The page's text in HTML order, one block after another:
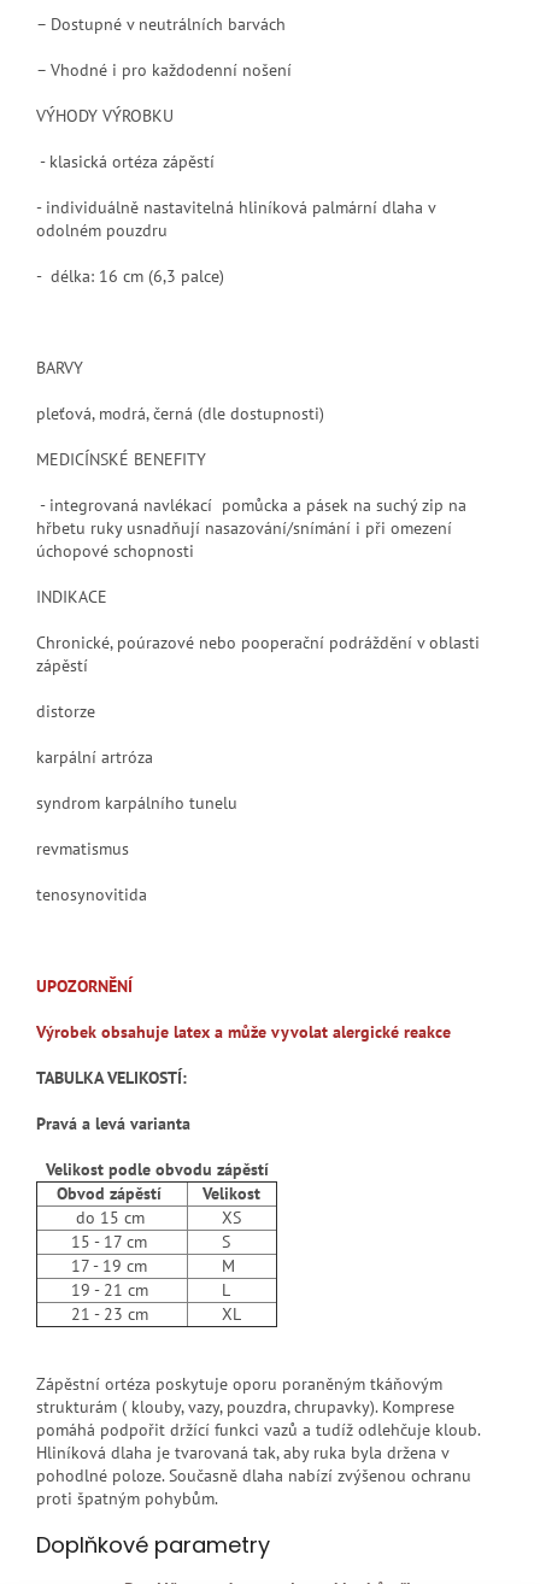
– Dostupné v neutrálních barvách
– Vhodné i pro každodenní nošení
VÝHODY VÝROBKU
- klasická ortéza zápěstí
- individuálně nastavitelná hliníková palmární dlaha v
odolném pouzdru
- délka: 16 cm (6,3 palce)
BARVY
pleťová, modrá, černá (dle dostupnosti)
MEDICÍNSKÉ BENEFITY
- integrovaná navlékací pomůcka a pásek na suchý zip na
hřbetu ruky usnadňují nasazování/snímání i při omezení
úchopové schopnosti
INDIKACE
Chronické, poúrazové nebo pooperační podráždění v oblasti
zápěstí
distorze
karpální artróza
syndrom karpálního tunelu
revmatismus
tenosynovitida
UPOZORNĚNÍ
Výrobek obsahuje latex a může vyvolat alergické reakce
TABULKA VELIKOSTÍ:
Pravá a levá varianta
Velikost podle obvodu zápěstí
Obvod zápěstí
Velikost
do 15 cm
XS
15 - 17 cm
S
17 - 19 cm
M
19 - 21 cm
L
21 - 23 cm
XL
Zápěstní ortéza poskytuje oporu poraněným tkáňovým
strukturám ( klouby, vazy, pouzdra, chrupavky). Komprese
pomáhá podpořit držící funkci vazů a tudíž odlehčuje kloub.
Hliníková dlaha je tvarovaná tak, aby ruka byla držena v
pohodlné poloze. Současně dlaha nabízí zvýšenou ochranu
proti špatným pohybům.
Doplňkové parametry